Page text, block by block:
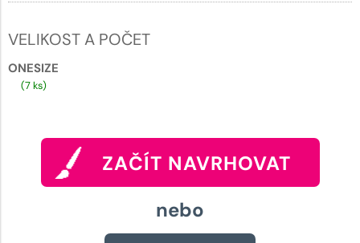
VELIKOST A POČET
ONESIZE
(7 ks)
ZAČÍT NAVRHOVAT
nebo